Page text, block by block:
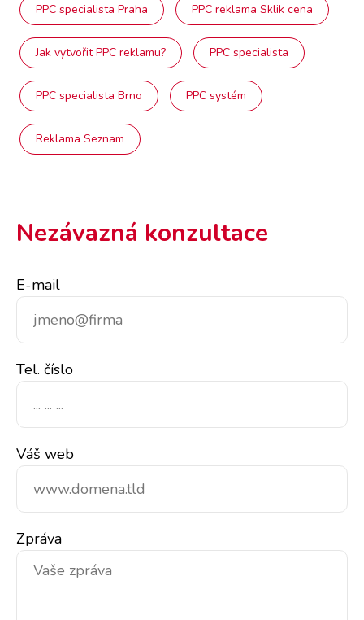
PPC specialista Praha PPC reklama Sklik cena
Jak vytvořit PPC reklamu? PPC specialista
PPC specialista Brno PPC systém
Reklama Seznam
Nezávazná konzultace
E-mail
Tel. číslo
Váš web
Zpráva